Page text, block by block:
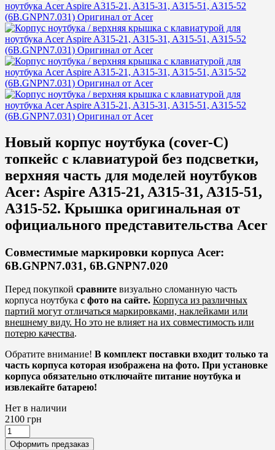
Новый корпус ноутбука (cover-C)
топкейс с клавиатурой без подсветки,
верхняя часть для моделей ноутбуков
Acer: Aspire A315-21, A315-31, A315-51,
A315-52. Крышка оригинальная от
официального представительства Acer
Совместимые маркировки корпуса Acer:
6B.GNPN7.031, 6B.GNPN7.020
Перед покупкой сравните визуально сломанную часть
корпуса ноутбука с фото на сайте. Корпуса из различных
партий могут отличаться маркировками, наклейками или
внешнему виду. Но это не влияет на их совместимость или
потерю качества.
Обратите внимание! В комплект поставки входит только та
часть корпуса которая изображена на фото. При установке
корпуса обязательно отключайте питание ноутбука и
извлекайте батарею!
Нет в наличии
2100 грн
Оформить предзаказ